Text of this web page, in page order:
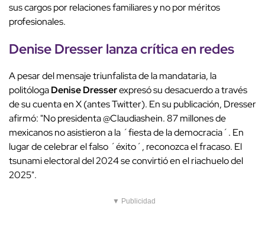
sus cargos por relaciones familiares y no por méritos
profesionales.
Denise Dresserlanzacríticaen redes
A pesar del mensaje triunfalista de la mandataria, la
politólogaDenise Dresserexpresó su desacuerdo a través
de su cuenta en X (antes Twitter). En su publicación, Dresser
afirmó: "No presidenta @Claudiashein. 87 millones de
mexicanos no asistieron a la ´fiesta de la democracia´. En
lugar de celebrar el falso ´éxito´, reconozca el fracaso. El
tsunami electoral del 2024 se convirtió en el riachuelo del
2025".
▼ Publicidad